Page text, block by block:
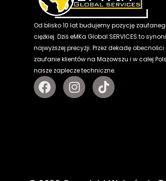
Od blisko 10 lat budujemy pozycję
ciężkiej. Dziś eMKa Global SERVICES to
najwyższej precyzji. Przez dekadę
zaufanie klientów na Mazowszu i w całej
nasze zaplecze techniczne.